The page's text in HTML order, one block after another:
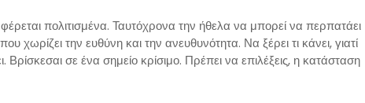
πολιτισμένα. Ταυτόχρονα την ήθελα να μπορεί να περπατάει
χωρίζει την ευθύνη και την ανευθυνότητα. Να ξέρει τι κάνει, γιατί
Βρίσκεσαι σε ένα σημείο κρίσιμο. Πρέπει να επιλέξεις, η κατάσταση